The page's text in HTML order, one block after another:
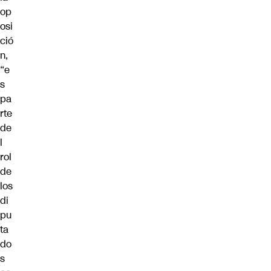
op
osi
ció
n,
“e
s
pa
rte
de
l
rol
de
los
di
pu
ta
do
s